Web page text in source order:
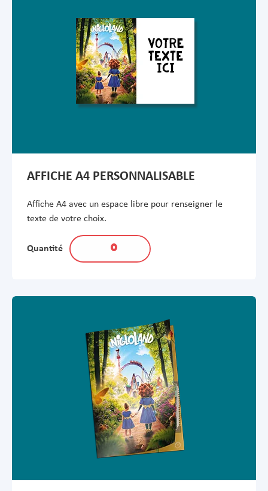
AFFICHE A4 PERSONNALISABLE
Affiche A4 avec un espace libre pour renseigner le
texte de votre choix.
Quantité